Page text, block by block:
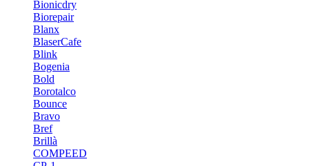
Bionicdry
Biorepair
Blanx
BlaserCafe
Blink
Bogenia
Bold
Borotalco
Bounce
Bravo
Bref
Brillà
COMPEED